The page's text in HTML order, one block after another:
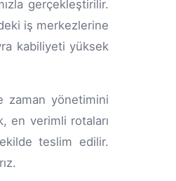
gerçekleştirilir.
iş merkezlerine
kabiliyeti yüksek
zaman yönetimini
en verimli rotaları
teslim edilir.